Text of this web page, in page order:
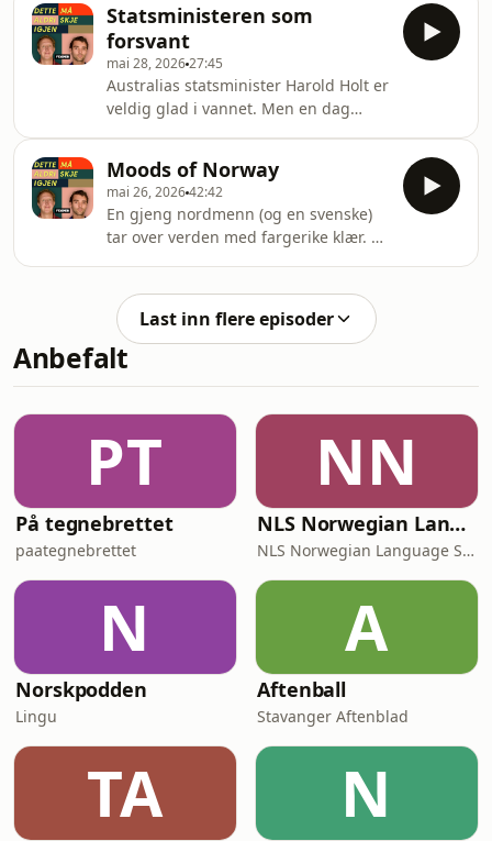
information.
Statsministeren som
forsvant
mai 28, 202627:45
Australias statsminister Harold Holt er
veldig glad i vannet. Men en dag
acast.com/privacy for more
information.
Moods of Norway
mai 26, 202642:42
En gjeng nordmenn (og en svenske)
tar over verden med fargerike klær. Så
information.
Last inn flere episoder
Anbefalt
PT
På tegnebrettet
paategnebrettet
NN
NLS Norwegian Language Learning Podcast
NLS Norwegian Language School
N
Norskpodden
Lingu
A
Aftenball
Stavanger Aftenblad
TA N